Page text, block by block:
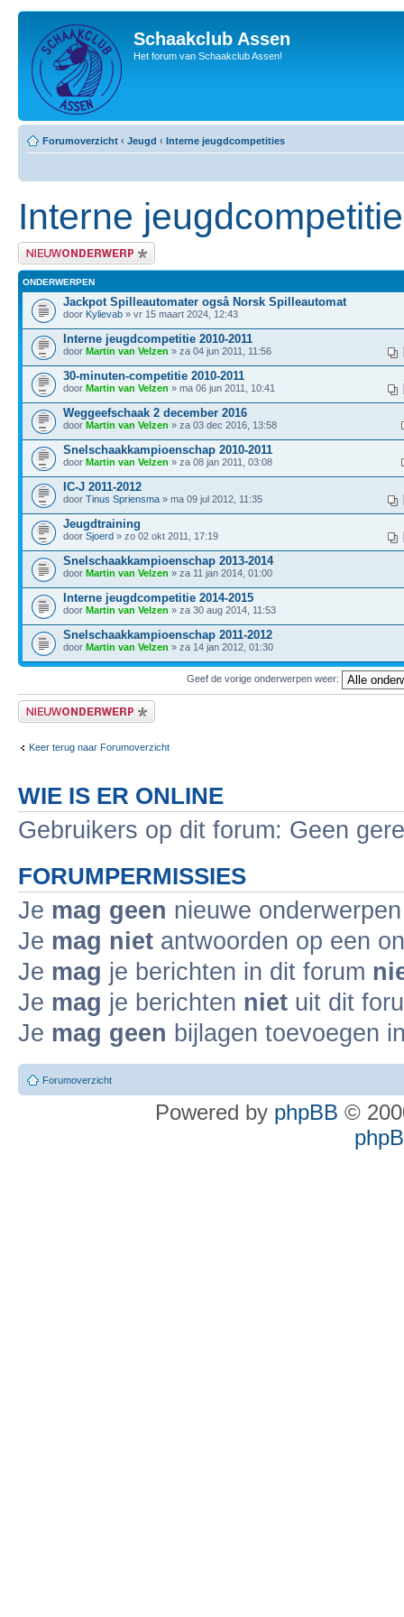
Schaakclub Assen
Het forum van Schaakclub Assen!
Forumoverzicht ‹ Jeugd ‹ Interne jeugdcompetities
Interne
Plaats een nieuw bericht
ONDERWERPEN
Jackpot Spilleautomater også Norsk Spilleautomat
door Kylievab » vr 15 maart 2024, 12:43
Interne jeugdcompetitie 2010-2011
door Martin van Velzen » za 04 jun 2011, 11:56
30-minuten-competitie 2010-2011
door Martin van Velzen » ma 06 jun 2011, 10:41
Weggeefschaak 2 december 2016
door Martin van Velzen » za 03 dec 2016, 13:58
Snelschaakkampioenschap 2010-2011
door Martin van Velzen » za 08 jan 2011, 03:08
IC-J 2011-2012
door Tinus Spriensma » ma 09 jul 2012, 11:35
Jeugdtraining
door Sjoerd » zo 02 okt 2011, 17:19
Snelschaakkampioenschap 2013-2014
door Martin van Velzen » za 11 jan 2014, 01:00
Interne jeugdcompetitie 2014-2015
door Martin van Velzen » za 30 aug 2014, 11:53
Snelschaakkampioenschap 2011-2012
door Martin van Velzen » za 14 jan 2012, 01:30
Geef de vorige onderwerpen weer:
Plaats een nieuw bericht
Keer terug naar Forumoverzicht
WIE IS ER ONLINE
Gebruikers op dit forum: Geen
FORUMPERMISSIES
Je mag geen nieuwe
Je mag niet antwoorden op een
Je mag je berichten in dit forum
Je mag je berichten niet uit dit
Je mag geen bijlagen toevoegen
Forumoverzicht
Powered by phpBB ©